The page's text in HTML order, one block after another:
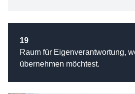
19
Raum für Eigenverantwortung,
übernehmen möchtest.